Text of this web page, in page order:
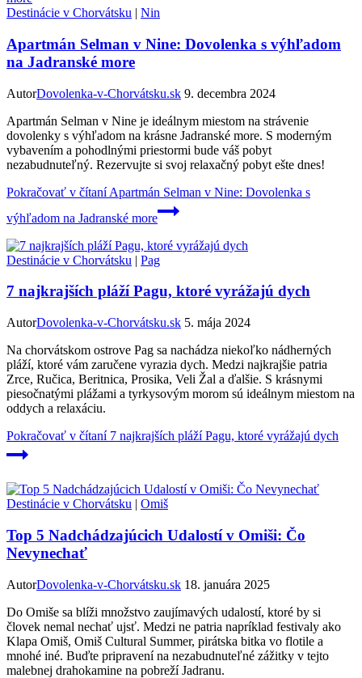
Destinácie v Chorvátsku | Nin
Apartmán Selman v Nine: Dovolenka s výhľadom
na Jadranské more
AutorDovolenka-v-Chorvátsku.sk 9. decembra 2024
Apartmán Selman v Nine je ideálnym miestom na strávenie
dovolenky s výhľadom na krásne Jadranské more. S moderným
vybavením a pohodlnými priestormi bude váš pobyt
nezabudnuteľný. Rezervujte si svoj relaxačný pobyt ešte dnes!
Pokračovať v čítaníApartmán Selman v Nine: Dovolenka s
výhľadom na Jadranské more
Destinácie v Chorvátsku | Pag
7 najkrajších pláží Pagu, ktoré vyrážajú dych
AutorDovolenka-v-Chorvátsku.sk 5. mája 2024
Na chorvátskom ostrove Pag sa nachádza niekoľko nádherných
pláží, ktoré vám zaručene vyrazia dych. Medzi najkrajšie patria
Zrce, Ručica, Beritnica, Prosika, Veli Žal a ďalšie. S krásnymi
piesočnatými plážami a tyrkysovým morom sú ideálnym miestom na
oddych a relaxáciu.
Pokračovať v čítaní7 najkrajších pláží Pagu, ktoré vyrážajú dych
Destinácie v Chorvátsku | Omiš
Top 5 Nadchádzajúcich Udalostí v Omiši: Čo
Nevynechať
AutorDovolenka-v-Chorvátsku.sk 18. januára 2025
Do Omiše sa blíži množstvo zaujímavých udalostí, ktoré by si
človek nemal nechať ujsť. Medzi ne patria napríklad festivaly ako
Klapa Omiš, Omiš Cultural Summer, pirátska bitka vo flotile a
mnohé iné. Buďte pripravení na nezabudnuteľné zážitky v tejto
malebnej drahokamine na pobreží Jadranu.